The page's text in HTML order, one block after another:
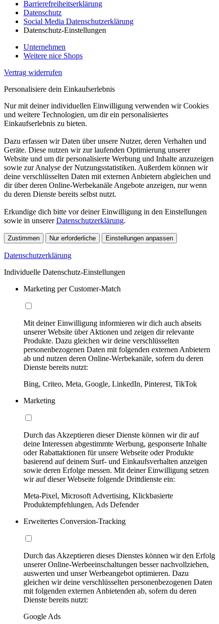
Barrierefreiheitserklärung
Datenschutz
Social Media Datenschutzerklärung
Datenschutz-Einstellungen
Unternehmen
Weitere nice Shops
Vertrag widerrufen
Personalisiere dein Einkaufserlebnis
Nur mit deiner individuellen Einwilligung verwenden wir Cookies
und weitere Technologien, um dir ein personalisiertes
Einkaufserlebnis zu bieten.
Dazu erfassen wir Daten über unsere Nutzer, deren Verhalten und
Geräte. Diese nutzen wir zur laufenden Optimierung unserer
Website und um dir personalisierte Werbung und Inhalte anzuzeigen
sowie zur Analyse der Nutzungsstatistiken. Außerdem können wir
deine verschlüsselten Daten mit externen Anbietern abgleichen und
dir über deren Online-Werbekanäle Angebote anzeigen, nur wenn
du deren Dienste bereits selbst nutzt.
Erkundige dich bitte vor deiner Einwilligung in den Einstellungen
sowie in unsererDatenschutzerklärung.
Zustimmen Nur erforderliche Einstellungen anpassen
Datenschutzerklärung
Individuelle Datenschutz-Einstellungen
Marketing per Customer-Match
Mit deiner Einwilligung informieren wir dich auch abseits
unserer Website über Aktionen und zeigen dir relevante
Produkte. Dazu gleichen wir deine verschlüsselten
personenbezogenen Daten mit folgenden externen Anbietern
ab und nutzen deren Online-Werbekanäle, sofern du deren
Dienste bereits nutzt:
Bing, Criteo, Meta, Google, LinkedIn, Pinterest, TikTok
Marketing
Durch das Akzeptieren dieser Dienste können wir dir auf
deine Interessen abgestimmte Werbung, gesponserte Inhalte
oder Rabattaktionen für unsere Webseite oder Produkte
basierend auf deinem Surf- und Einkaufsverhalten anzeigen
sowie deren Erfolge messen. Mit deiner Einwilligung setzen
wir auf dieser Webseite folgende Drittdienste ein:
Meta-Pixel, Microsoft Advertising, Klickbasierte
Produktempfehlungen, Ads Defender
Erweitertes Conversion-Tracking
Durch das Akzeptieren dieses Dienstes können wir den Erfolg
unserer Online-Werbeeinschaltungen besser nachvollziehen,
auswerten und unser Werbeangebot optimieren. Dazu
gleichen wir deine verschlüsselten personenbezogenen Daten
mit folgenden externen Anbietenden ab, sofern du deren
Dienste bereits nutzt:
Google Ads